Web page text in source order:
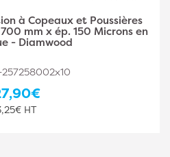
à Copeaux et Poussières
1400 mm x ép. 150 Microns
- Diamwood
257258003x10
HT